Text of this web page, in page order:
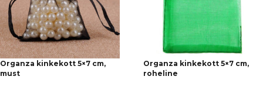
Organza kinkekott 5×7 cm,
must
Organza kinkekott 5×7 cm,
roheline